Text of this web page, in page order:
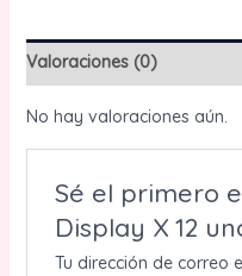
cantidad
Valoraciones (0)
No hay valoraciones aún.
Sé el primero
Display X 12
Tu dirección de correo